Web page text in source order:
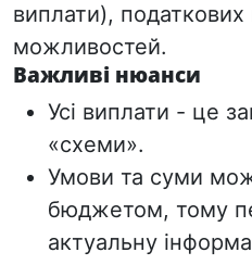
виплати), податкових
можливостей.
Важливі нюанси
Усі виплати - це
«схеми».
Умови та суми
бюджетом, тому
актуальну